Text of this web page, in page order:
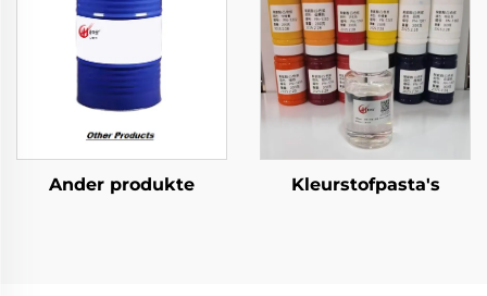
Ander produkte Kleurstofpasta's